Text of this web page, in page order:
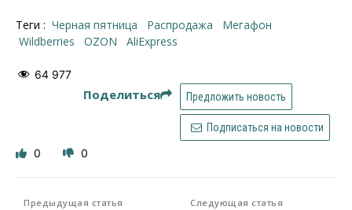
Теги : черная пятница распродажа
Мегафон
Wildberries
OZON AliExpress
64 977
Поделиться Предложить новость
Подписаться на новости
0 0
Предыдущая статья Следующая статья